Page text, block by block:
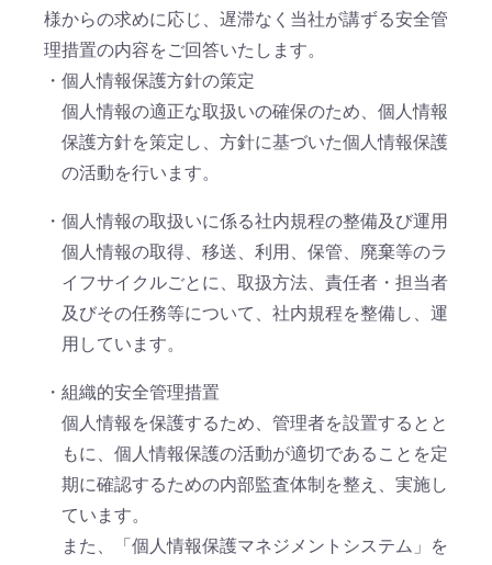
様からの求めに応じ、遅滞なく当社が講ずる安全管
理措置の内容をご回答いたします。
・個人情報保護方針の策定
個人情報の適正な取扱いの確保のため、個人情報
保護方針を策定し、方針に基づいた個人情報保護
の活動を行います。
・個人情報の取扱いに係る社内規程の整備及び運用
個人情報の取得、移送、利用、保管、廃棄等のラ
イフサイクルごとに、取扱方法、責任者・担当者
及びその任務等について、社内規程を整備し、運
用しています。
・組織的安全管理措置
個人情報を保護するため、管理者を設置するとと
もに、個人情報保護の活動が適切であることを定
期に確認するための内部監査体制を整え、実施し
ています。
また、「個人情報保護マネジメントシステム」を